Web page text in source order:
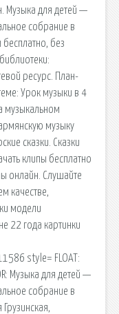
Музыка для детей —
собрание в
бесплатно, без
ресурс. План-
Урок музыки в 4
музыкальном
музыку
сказки. Сказки
клипы бесплатно
онлайн. Слушайте
качестве,
модели
22 года картинки
style= FLOAT:
Музыка для детей —
собрание в